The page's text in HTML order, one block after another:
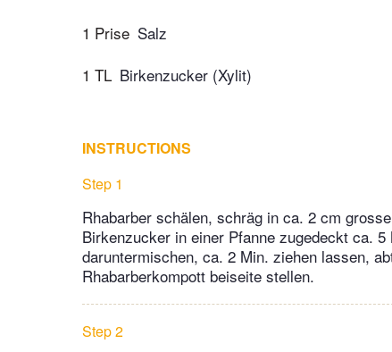
1 Prise Salz
1 TL Birkenzucker (Xylit)
INSTRUCTIONS
Step 1
Rhabarber schälen, schräg in ca. 2 cm
Birkenzucker in einer Pfanne zugedeckt ca.
daruntermischen, ca. 2 Min. ziehen lassen,
Rhabarberkompott beiseite stellen.
Step 2